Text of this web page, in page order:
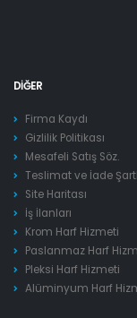
DIĞER
Firma Kaydı
Gizlilik Politikası
Mesafeli Satış Söz.
Teslimat ve İade
Site Haritası
İş İlanları
Krom Harf Hizmeti
Paslanmaz Harf
Pleksi Harf Hizmeti
Alüminyum Harf